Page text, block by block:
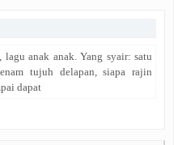
anak anak. Yang syair: satu
tujuh delapan, siapa rajin
dapat